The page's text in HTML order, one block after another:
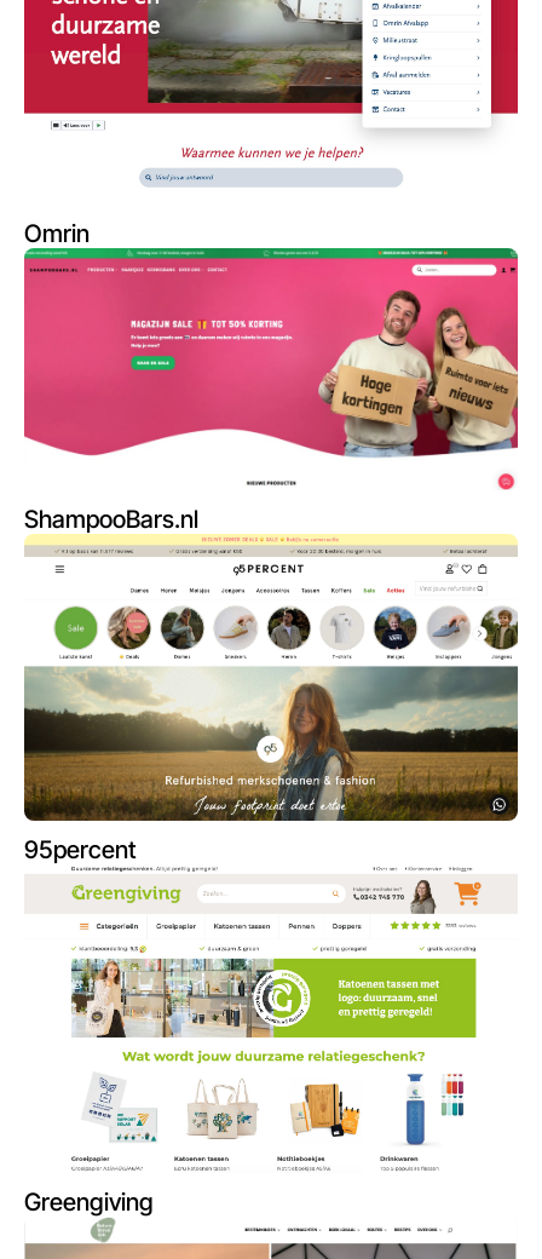
Omrin
ShampooBars.nl
95percent
Greengiving